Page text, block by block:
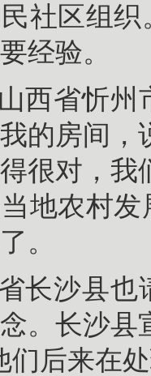
社区组
经验。
西省忻州
的房间，
很对，我
地农村
。
长沙县也
。长沙县
们后来在